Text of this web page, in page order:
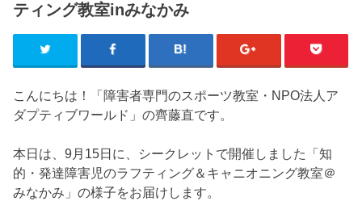
ティング教室inみなかみ
こんにちは！「障害者専門のスポーツ教室・NPO法人ア
ダプティブワールド」の齊藤直です。
本日は、9月15日に、シークレットで開催しました「知
的・発達障害児のラフティング＆キャニオニング教室＠
みなかみ」の様子をお届けします。